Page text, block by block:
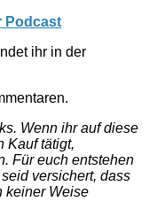
Podcast
ihr in der
Wenn ihr auf diese
Kauf tätigt,
Für euch entstehen
versichert, dass
keiner Weise